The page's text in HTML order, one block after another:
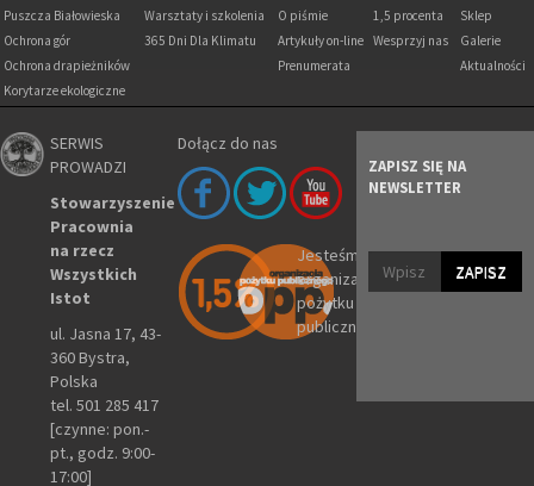
Puszcza Białowieska
Ochrona gór
Ochrona drapieżników
Korytarze ekologiczne
Warsztaty i szkolenia
365 Dni Dla Klimatu
O piśmie
Artykuły on-line
Prenumerata
1,5 procenta
Wesprzyj nas
Sklep
Galerie
Aktualności
SERWIS
PROWADZI
Stowarzyszenie
Pracownia
na rzecz
Wszystkich
Istot
ul. Jasna 17, 43-
360 Bystra,
Polska
tel. 501 285 417
[czynne: pon.-
pt., godz. 9:00-
17:00]
Dołącz do nas
Jesteśmy
organizacją
pożytku
publicznego
ZAPISZ SIĘ NA
NEWSLETTER
ZAPISZ